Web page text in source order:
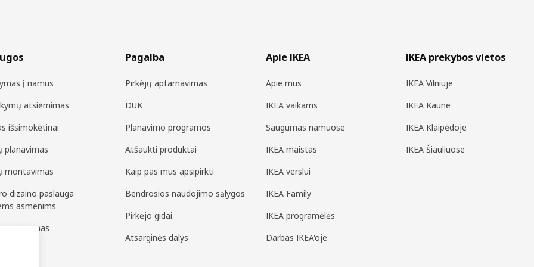
į namus
atsiėmimas
išsimokėtinai
planavimas
montavimas
dizaino paslauga
asmenims
matavimas
Pagalba
Pirkėjų aptarnavimas
DUK
Planavimo programos
Atšaukti produktai
Kaip pas mus apsipirkti
Bendrosios naudojimo sąlygos
Pirkėjo gidai
Atsarginės dalys
Apie IKEA
Apie mus
IKEA vaikams
Saugumas namuose
IKEA maistas
IKEA verslui
IKEA Family
IKEA programėlės
Darbas IKEA'oje
IKEA prekybos vietos
IKEA Vilniuje
IKEA Kaune
IKEA Klaipėdoje
IKEA Šiauliuose